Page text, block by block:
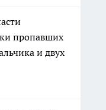
пропавших
и двух